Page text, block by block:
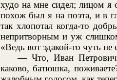
худо на мне сидел; лицом я
похож был я на поэта, и в
так хлопотал когда-то
непритворным и уж
«Ведь вот эдакой-то чуть
— Что, Иван
каково, батюшка,